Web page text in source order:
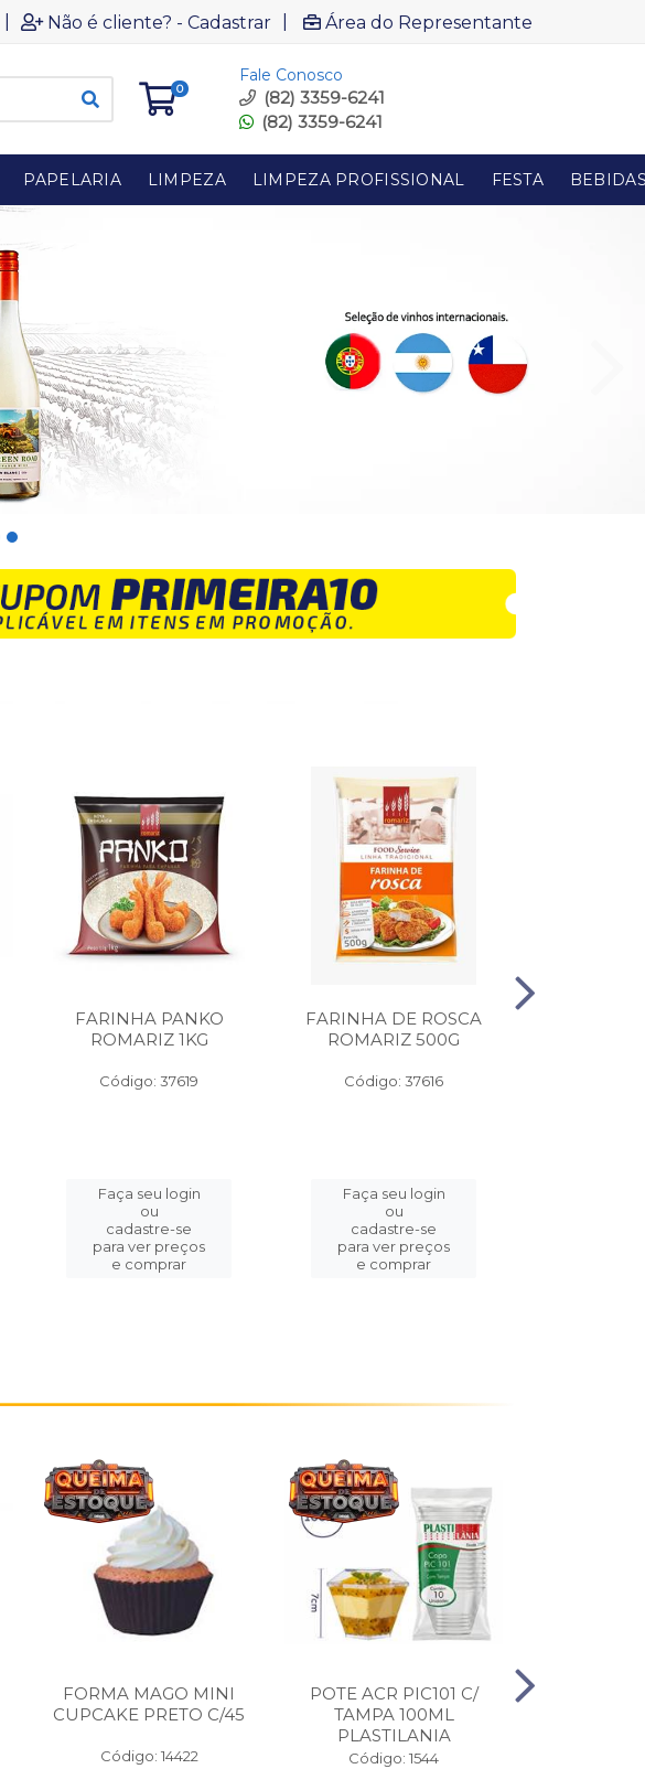
Não é cliente? - Cadastrar Área do Representante
0
Fale Conosco
(82) 3359-6241
(82) 3359-6241
PAPELARIA LIMPEZA LIMPEZA PROFISSIONAL FESTA
FARINHA PANKO
ROMARIZ 1KG
Código: 37619
Faça seu login
ou
cadastre-se
para ver preços
e comprar
FARINHA DE ROSCA
ROMARIZ 500G
Código: 37616
Faça seu login
ou
cadastre-se
para ver preços
e comprar
FORMA MAGO MINI
CUPCAKE PRETO C/45
Código: 14422
POTE ACR PIC101 C/
TAMPA 100ML
PLASTILANIA
Código: 1544